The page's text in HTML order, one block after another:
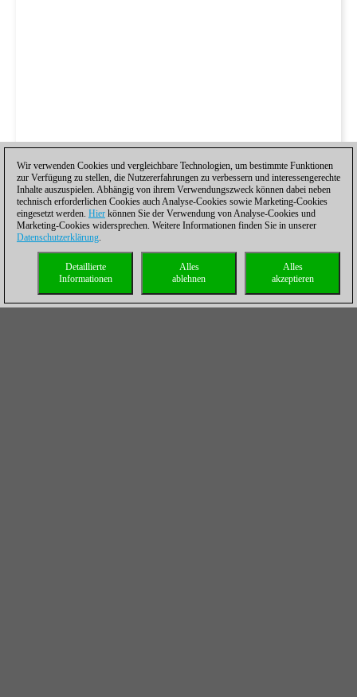
Wir verwenden Cookies und vergleichbare Technologien, um bestimmte Funktionen
zur Verfügung zu stellen, die Nutzererfahrungen zu verbessern und interessengerechte
Inhalte auszuspielen. Abhängig von ihrem Verwendungszweck können dabei neben
technisch erforderlichen Cookies auch Analyse-Cookies sowie Marketing-Cookies
eingesetzt werden. Hier können Sie der Verwendung von Analyse-Cookies und
Marketing-Cookies widersprechen. Weitere Informationen finden Sie in unserer
Datenschutzerklärung.
Alles
akzeptieren
Alles
ablehnen
Detaillierte
Informationen